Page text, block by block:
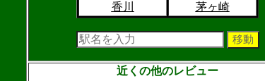
香川
茅ヶ崎
近くの他のレビュー